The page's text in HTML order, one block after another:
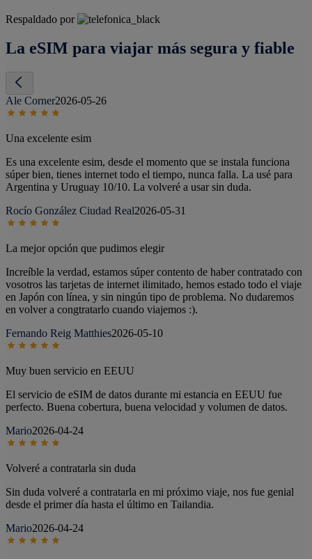
Respaldado por
La eSIM para viajar más segura y fiable
Ale Corner2026-05-26
Una excelente esim
Es una excelente esim, desde el momento que se instala funciona
súper bien, tienes internet todo el tiempo, nunca falla. La usé para
Argentina y Uruguay 10/10. La volveré a usar sin duda.
Rocío González Ciudad Real2026-05-31
La mejor opción que pudimos elegir
Increíble la verdad, estamos súper contento de haber contratado con
vosotros las tarjetas de internet ilimitado, hemos estado todo el viaje
en Japón con línea, y sin ningún tipo de problema. No dudaremos
en volver a congtratarlo cuando viajemos :).
Fernando Reig Matthies2026-05-10
Muy buen servicio en EEUU
El servicio de eSIM de datos durante mi estancia en EEUU fue
perfecto. Buena cobertura, buena velocidad y volumen de datos.
Mario2026-04-24
Volveré a contratarla sin duda
Sin duda volveré a contratarla en mi próximo viaje, nos fue genial
desde el primer día hasta el último en Tailandia.
Mario2026-04-24